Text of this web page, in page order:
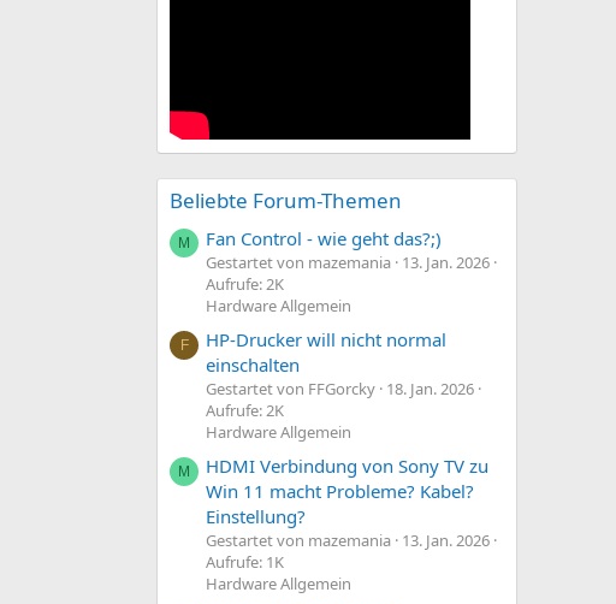
Beliebte Forum-Themen
M Fan Control - wie geht das?;)
Gestartet von mazemania 13. Jan. 2026
Aufrufe: 2K
Hardware Allgemein
F
HP-Drucker will nicht normal
einschalten
Gestartet von FFGorcky 18. Jan. 2026
Aufrufe: 2K
Hardware Allgemein
M
HDMI Verbindung von Sony TV zu
Win 11 macht Probleme? Kabel?
Einstellung?
Gestartet von mazemania 13. Jan. 2026
Aufrufe: 1K
Hardware Allgemein